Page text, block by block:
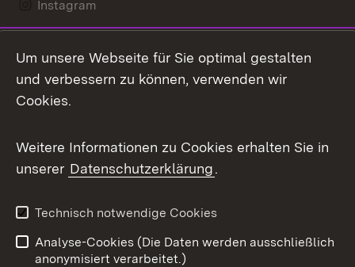
Instagram
Mastodon
Messenger
Social Wall
X / Twitter
Youtube
Um unsere Webseite für Sie optimal gestalten
und verbessern zu können, verwenden wir
Cookies.
Weitere Informationen zu Cookies erhalten Sie in
unserer Datenschutzerklärung.
Technisch notwendige Cookies
Analyse-Cookies (Die Daten werden ausschließlich
anonymisiert verarbeitet.)